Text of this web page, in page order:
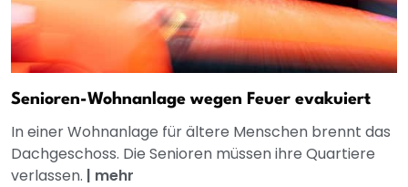
Senioren-Wohnanlage wegen Feuer evakuiert
In einer Wohnanlage für ältere Menschen brennt das
Dachgeschoss. Die Senioren müssen ihre Quartiere
verlassen. | mehr